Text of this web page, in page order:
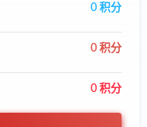
0 积分
0 积分
0 积分